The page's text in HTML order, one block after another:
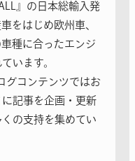
』の日本総輸入発
をはじめ欧州車、
種に合ったエンジ
います。
グコンテンツではお
記事を企画・更新
の支持を集めてい